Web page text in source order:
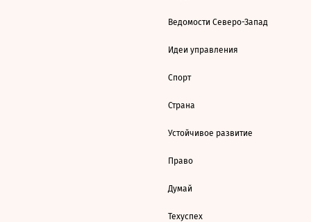
Ведомости Северо-Запад
Идеи управления
Спорт
Страна
Устойчивое развитие
Право
Думай
Техуспех